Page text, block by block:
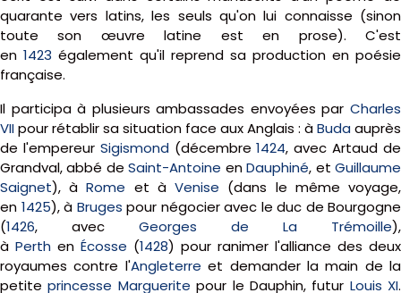
quarante vers latins, les seuls qu'on lui connaisse (sinon
toute son œuvre latine est en prose). C'est
en 1423 également qu'il reprend sa production en poésie
française.
Il participa à plusieurs ambassades envoyées par Charles
VIIpour rétablir sa situation face aux Anglais : àBudaauprès
de l'empereur Sigismond(décembre1424, avec Artaud de
Grandval, abbé deSaint-Antoine enDauphiné, etGuillaume
Saignet), àRome et àVenise (dans le même voyage,
en 1425), à Bruges pour négocier avec le duc de Bourgogne
(1426, avec Georges de La Trémoille),
à Perth en Écosse (1428) pour ranimer l'alliance des deux
royaumes contre l'Angleterre et demander la main de la
petiteprincesse Marguerite pour le Dauphin, futur Louis XI.